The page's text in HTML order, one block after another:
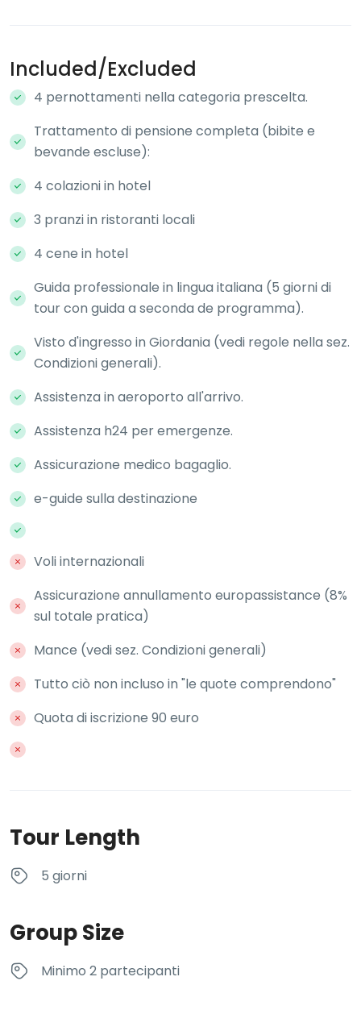
Included/Excluded
4 pernottamenti nella categoria prescelta.
Trattamento di pensione completa (bibite e
bevande escluse):
4 colazioni in hotel
3 pranzi in ristoranti locali
4 cene in hotel
Guida professionale in lingua italiana (5 giorni di
tour con guida a seconda de programma).
Visto d'ingresso in Giordania (vedi regole nella sez.
Condizioni generali).
Assistenza in aeroporto all'arrivo.
Assistenza h24 per emergenze.
Assicurazione medico bagaglio.
e-guide sulla destinazione
Voli internazionali
Assicurazione annullamento europassistance (8%
sul totale pratica)
Mance (vedi sez. Condizioni generali)
Tutto ciò non incluso in "le quote comprendono"
Quota di iscrizione 90 euro
Tour Length
5 giorni
Group Size
Minimo 2 partecipanti